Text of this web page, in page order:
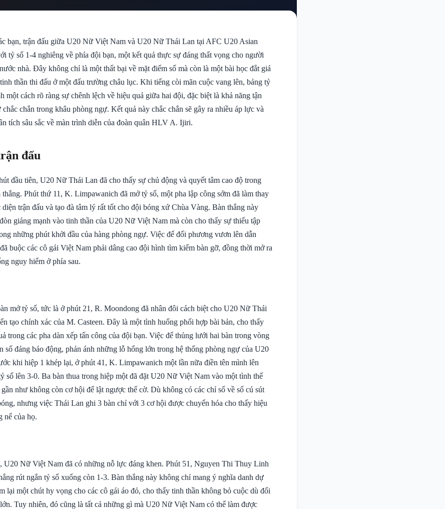
bạn, trận đấu giữa U20 Nữ Việt Nam và U20 Nữ Thái Lan tại AFC U20 Asian
tỷ số 1-4 nghiêng về phía đội bạn, một kết quả thực sự đáng thất vọng cho người
nhà. Đây không chỉ là một thất bại về mặt điểm số mà còn là một bài học đắt giá
thần thi đấu ở một đấu trường châu lục. Khi tiếng còi mãn cuộc vang lên, bảng tỷ
một cách rõ ràng sự chênh lệch về hiệu quả giữa hai đội, đặc biệt là khả năng tận
chắn trong khâu phòng ngự. Kết quả này chắc chắn sẽ gây ra nhiều áp lực và
tích sâu sắc về màn trình diễn của đoàn quân HLV A. Ijiri.
đấu
đầu tiên, U20 Nữ Thái Lan đã cho thấy sự chủ động và quyết tâm cao độ trong
Phút thứ 11, K. Limpawanich đã mở tỷ số, một pha lập công sớm đã làm thay
diện trận đấu và tạo đà tâm lý rất tốt cho đội bóng xứ Chùa Vàng. Bàn thắng này
giáng mạnh vào tinh thần của U20 Nữ Việt Nam mà còn cho thấy sự thiếu tập
những phút khởi đầu của hàng phòng ngự. Việc để đối phương vươn lên dẫn
buộc các cô gái Việt Nam phải dâng cao đội hình tìm kiếm bàn gỡ, đồng thời mở ra
nguy hiểm ở phía sau.
mở tỷ số, tức là ở phút 21, R. Moondong đã nhân đôi cách biệt cho U20 Nữ Thái
tạo chính xác của M. Casteen. Đây là một tình huống phối hợp bài bản, cho thấy
trong các pha dàn xếp tấn công của đội bạn. Việc để thủng lưới hai bàn trong vòng
số đáng báo động, phản ánh những lỗ hổng lớn trong hệ thống phòng ngự của U20
khi hiệp 1 khép lại, ở phút 41, K. Limpawanich một lần nữa điền tên mình lên
số lên 3-0. Ba bàn thua trong hiệp một đã đặt U20 Nữ Việt Nam vào một tình thế
như không còn cơ hội để lật ngược thế cờ. Dù không có các chỉ số về số cú sút
nhưng việc Thái Lan ghi 3 bàn chỉ với 3 cơ hội được chuyển hóa cho thấy hiệu
nể của họ.
U20 Nữ Việt Nam đã có những nỗ lực đáng khen. Phút 51, Nguyen Thi Thuy Linh
rút ngắn tỷ số xuống còn 1-3. Bàn thắng này không chỉ mang ý nghĩa danh dự
lại một chút hy vọng cho các cô gái áo đỏ, cho thấy tinh thần không bỏ cuộc dù đối
Tuy nhiên, đó cũng là tất cả những gì mà U20 Nữ Việt Nam có thể làm được